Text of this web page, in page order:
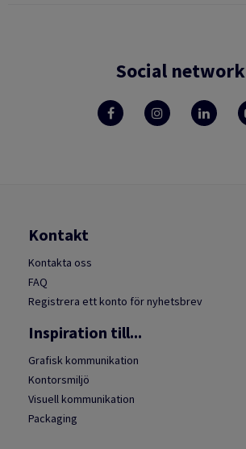
Social network
Kontakt
Kontakta oss
FAQ
Registrera ett konto för nyhetsbrev
Inspiration till...
Grafisk kommunikation
Kontorsmiljö
Visuell kommunikation
Packaging